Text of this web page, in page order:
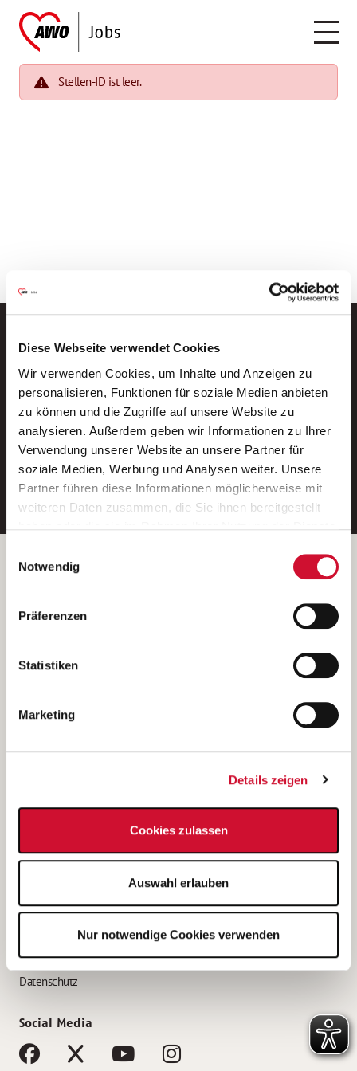
Diese Webseite verwendet Cookies
Wir verwenden Cookies, um Inhalte und Anzeigen zu
personalisieren, Funktionen für soziale Medien anbieten
zu können und die Zugriffe auf unsere Website zu
analysieren. Außerdem geben wir Informationen zu Ihrer
Verwendung unserer Website an unsere Partner für
soziale Medien, Werbung und Analysen weiter. Unsere
Partner führen diese Informationen möglicherweise mit
weiteren Daten zusammen, die Sie ihnen bereitgestellt
Wenn Sie auf „Cookies zulassen“ klicken, so stimmen
Sie der Speicherung sämtlicher Cookies zu. Sie können
Ihre Einwilligung selbstverständlich jederzeit widerrufen,
indem Sie die Cookie-Einstellungen aufrufen und diese
unsererDatenschutzerklärung
Notwendig
Präferenzen
Statistiken
Marketing
Details zeigen
Cookies zulassen
Auswahl erlauben
Nur notwendige Cookies verwenden
Stellen-ID ist leer.
Neue Stellen per E-Mail.
Ein kostenloser Service von AWO
Jobs.
E-Mail-Adresse eintragen
Betreiber der Webseite
Kantstraße 45a
(Ein Tochterunternehmen des AWO Bezirksverbandes Unterfranken
e.V.)
Bewerbung als Altenpflegehelfer*in
Bewerbung als Erzieher*in
AWO Gliederungen nach Bundesland
Impressum
Datenschutz
Social Media